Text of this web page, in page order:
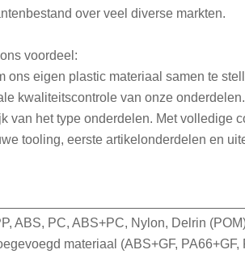
over veel diverse markten.
voordeel:
ons eigen plastic materiaal samen te
kwaliteitscontrole van onze
van het type onderdelen. Met volledige
tooling, eerste artikelonderdelen en
ABS, PC, ABS+PC, Nylon, Delrin
materiaal (ABS+GF,